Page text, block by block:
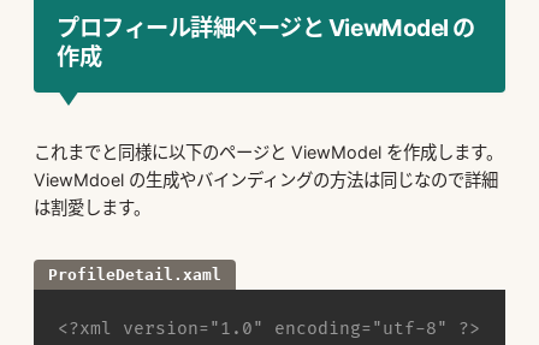
プロフィール詳細ページと ViewModel の
作成
これまでと同様に以下のページと ViewModel を作成します。
ViewMdoel の生成やバインディングの方法は同じなので詳細
は割愛します。
ProfileDetail.xaml
<?xml version="1.0" encoding="utf-8" ?>